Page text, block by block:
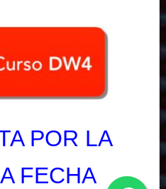
POR LA
FECHA